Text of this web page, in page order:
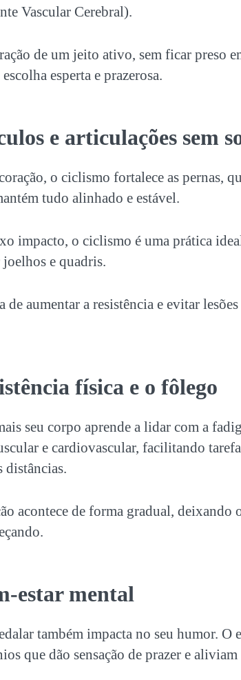
Vascular Cerebral).
de um jeito ativo, sem ficar preso
esperta e prazerosa.
e articulações sem
o ciclismo fortalece as pernas,
tudo alinhado e estável.
impacto, o ciclismo é uma prática
e quadris.
de aumentar a resistência e evitar
física e o fôlego
seu corpo aprende a lidar com a
e cardiovascular, facilitando
distâncias.
acontece de forma gradual, deixando
estar mental
também impacta no seu humor. O
que dão sensação de prazer e aliviam